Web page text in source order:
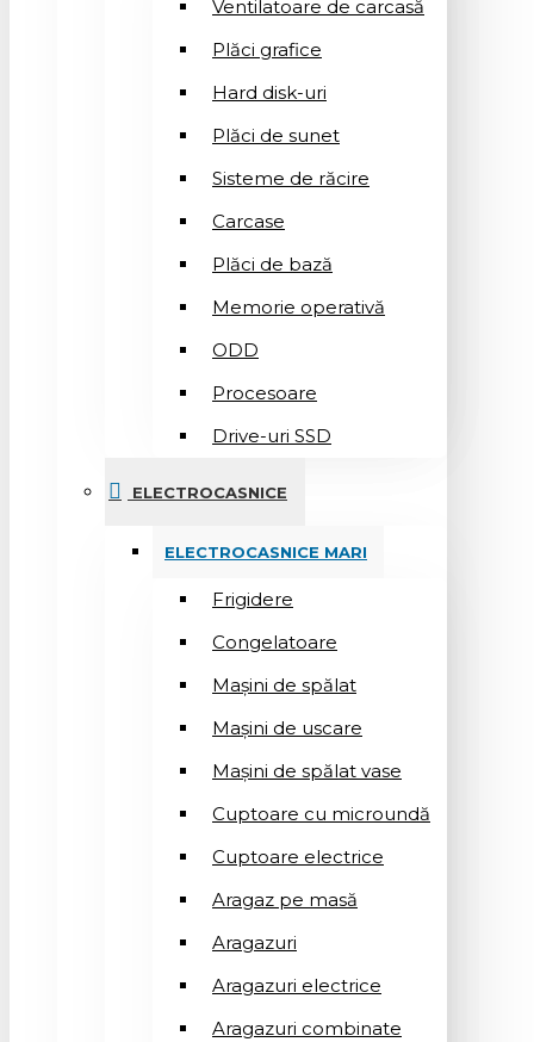
Ventilatoare de carcasă
Plăci grafice
Hard disk-uri
Plăci de sunet
Sisteme de răcire
Carcase
Plăci de bază
Memorie operativă
ODD
Procesoare
Drive-uri SSD
ELECTROCASNICE
ELECTROCASNICE MARI
Frigidere
Congelatoare
Mașini de spălat
Mașini de uscare
Mașini de spălat vase
Cuptoare cu microundă
Cuptoare electrice
Aragaz pe masă
Aragazuri
Aragazuri electrice
Aragazuri combinate